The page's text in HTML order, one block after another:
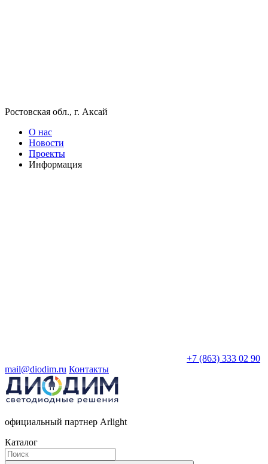
Ростовская обл., г. Аксай
О нас
Новости
Проекты
Информация
+7 (863) 333 02 90
mail@diodim.ru Контакты
официальный партнер Arlight
Каталог